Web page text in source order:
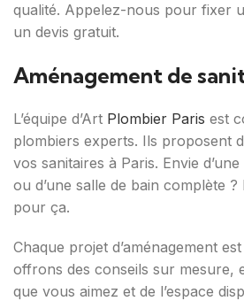
qualité. Appelez-nous pour fixer
un devis gratuit.
Aménagement de
L’équipe d’Art Plombier Paris est
plombiers experts. Ils proposent
vos sanitaires à Paris. Envie
ou d’une salle de bain complète
pour ça.
Chaque projet d’aménagement
offrons des conseils sur mesure,
que vous aimez et de l’espace